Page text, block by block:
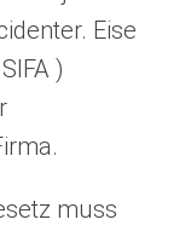
Eise
)
muss